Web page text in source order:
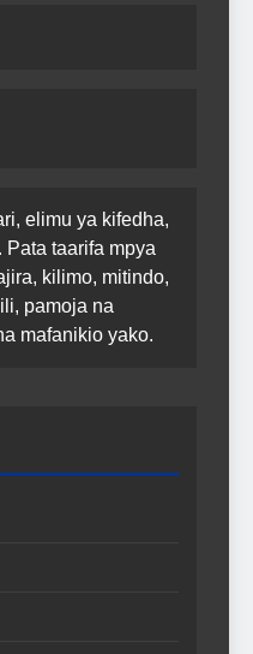
elimu ya kifedha,
Pata taarifa mpya
kilimo, mitindo,
pamoja na
mafanikio yako.